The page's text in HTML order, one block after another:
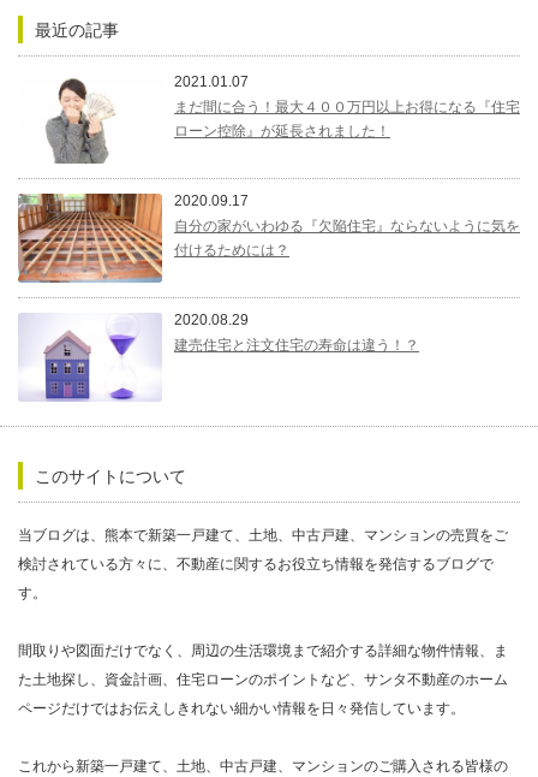
最近の記事
2021.01.07
まだ間に合う！最大４００万円以上お得になる『住宅
ローン控除』が延長されました！
2020.09.17
自分の家がいわゆる『欠陥住宅』ならないように気を
付けるためには？
2020.08.29
建売住宅と注文住宅の寿命は違う！？
このサイトについて
当ブログは、熊本で新築一戸建て、土地、中古戸建、マンションの売買をご
検討されている方々に、不動産に関するお役立ち情報を発信するブログで
す。
間取りや図面だけでなく、周辺の生活環境まで紹介する詳細な物件情報、ま
た土地探し、資金計画、住宅ローンのポイントなど、サンタ不動産のホーム
ページだけではお伝えしきれない細かい情報を日々発信しています。
これから新築一戸建て、土地、中古戸建、マンションのご購入される皆様の